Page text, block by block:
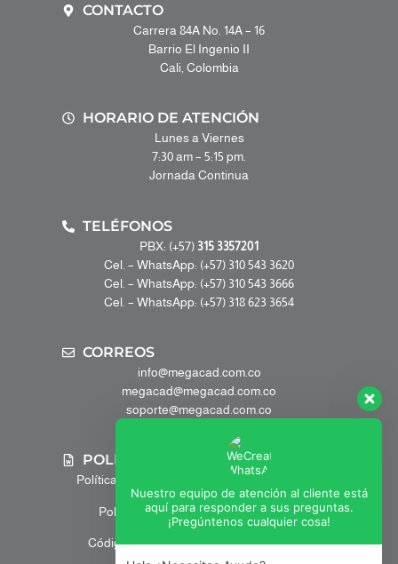
CONTACTO
Carrera 84A No. 14A – 16
Barrio El Ingenio II
Cali, Colombia
HORARIO DE ATENCIÓN
Lunes a Viernes
7:30 am – 5:15 pm.
Jornada Continua
TELÉFONOS
PBX: (+57)315 3357201
Cel. – WhatsApp: (+57) 310 543 3620
Cel. – WhatsApp: (+57) 310 543 3666
Cel. – WhatsApp: (+57) 318 623 3654
CORREOS
info@megacad.com.co
megacad@megacad.com.co
soporte@megacad.com.co
POLÍTICAS
Política de Tratamiento de Datos Personales
Política anticorrupción y antisoborno
Código de Etica y Conducta Empresarial
Nuestro equipo de atención al cliente está
aquí para responder a sus preguntas.
¡Pregúntenos cualquier cosa!